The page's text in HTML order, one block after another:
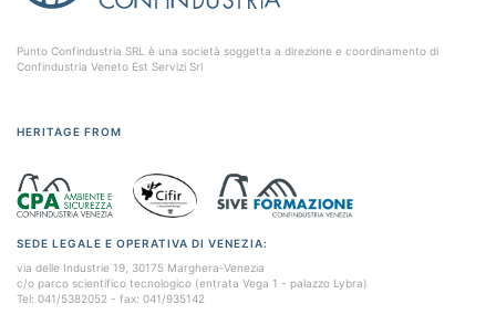
Punto Confindustria SRL è una società soggetta a direzione e coordinamento di
Confindustria Veneto Est Servizi Srl
HERITAGE FROM
SEDE LEGALE E OPERATIVA DI VENEZIA:
via delle Industrie 19, 30175 Marghera-Venezia
c/o parco scientifico tecnologico (entrata Vega 1 - palazzo Lybra)
Tel: 041/5382052 - fax: 041/935142